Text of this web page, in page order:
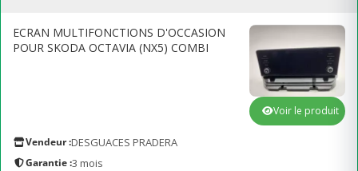
ECRAN MULTIFONCTIONS D'OCCASION
POUR SKODA OCTAVIA (NX5) COMBI
Vendeur :DESGUACES PRADERA
Garantie :3 mois
Voir le produit